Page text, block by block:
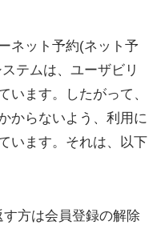
ネット予約(ネット予
テムは、ユーザビリ
います。したがって、
からないよう、利用に
います。それは、以下
方は会員登録の解除